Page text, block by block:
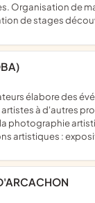
Organisation de
de stages
à d'autres
photographie
artistiques :